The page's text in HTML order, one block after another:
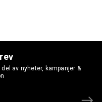
av nyheter, kampanjer &